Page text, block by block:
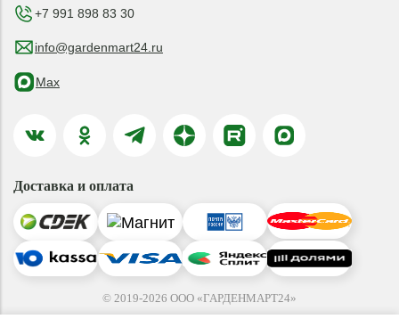
+7 991 898 83 30
info@gardenmart24.ru
Max
Доставка и оплата
© 2019-2026 ООО «ГАРДЕНМАРТ24»